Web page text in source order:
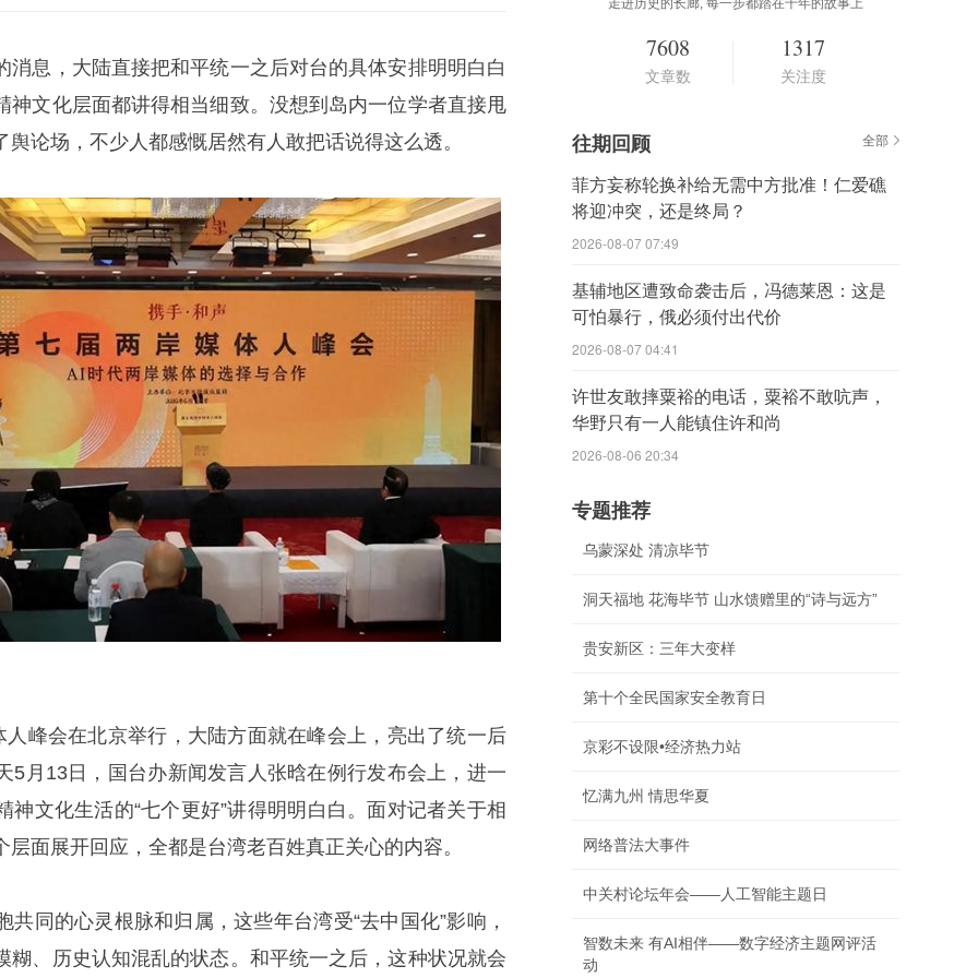
消息，大陆直接把和平统一之后对台的具体安排明明白白
神文化层面都讲得相当细致。没想到岛内一位学者直接甩
论场，不少人都感慨居然有人敢把话说得这么透。
峰会在北京举行，大陆方面就在峰会上，亮出了统一后
5月13日，国台办新闻发言人张晗在例行发布会上，进一
神文化生活的“七个更好”讲得明明白白。面对记者关于相
面展开回应，全都是台湾老百姓真正关心的内容。
同的心灵根脉和归属，这些年台湾受“去中国化”影响，
糊、历史认知混乱的状态。和平统一之后，这种状况就会
走进历史的长廊, 每一步都踏在千年的故事上
7608
文章数
1317
关注度
往期回顾 全部
菲方妄称轮换补给无需中方批准！仁爱礁
将迎冲突，还是终局？
2026-08-07 07:49
基辅地区遭致命袭击后，冯德莱恩：这是
可怕暴行，俄必须付出代价
2026-08-07 04:41
许世友敢摔粟裕的电话，粟裕不敢吭声，
华野只有一人能镇住许和尚
2026-08-06 20:34
专题推荐
乌蒙深处 清凉毕节
洞天福地 花海毕节 山水馈赠里的“诗与远方”
贵安新区：三年大变样
第十个全民国家安全教育日
京彩不设限•经济热力站
忆满九州 情思华夏
网络普法大事件
中关村论坛年会——人工智能主题日
智数未来 有AI相伴——数字经济主题网评活
动